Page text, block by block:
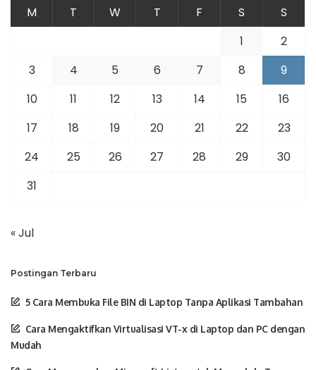
M T W T F S
S
1
2
3
4 5 6 7 8
9
10
11 12 13 14 15
16
17
18 19 20 21 22
23
24
25 26 27 28 29
30
31
« Jul
Postingan Terbaru
5 Cara Membuka File BIN di Laptop Tanpa Aplikasi Tambahan
Cara Mengaktifkan Virtualisasi VT-x di Laptop dan PC dengan
Mudah